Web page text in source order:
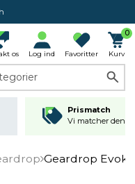
os Log ind Favoritter
0
Kurv
Prismatch
Vi matcher den
Geardrop Evoke